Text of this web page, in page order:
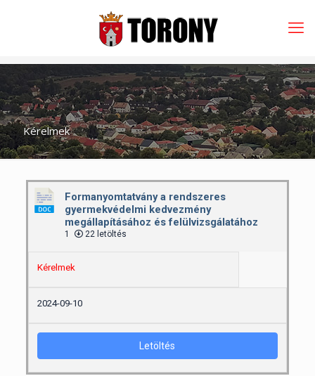
Kérelmek
Formanyomtatvány a rendszeres
gyermekvédelmi kedvezmény
megállapításához és felülvizsgálatához
1 22 letöltés
Kérelmek
2024-09-10
Letöltés